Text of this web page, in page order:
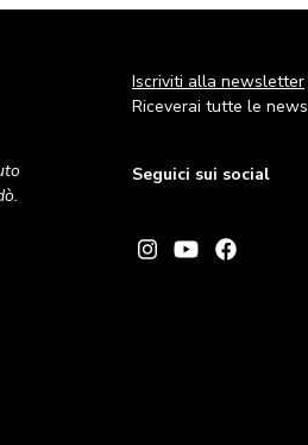
Iscriviti alla newsletter
Riceverai tutte le news
Seguici sui social